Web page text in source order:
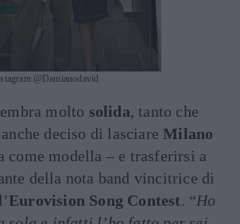
@Damianodavid
molto solida, tanto che
deciso di lasciareMilano
come modella – e trasferirsi a
della nota band vincitrice di
Eurovision Song Contest. “Ho